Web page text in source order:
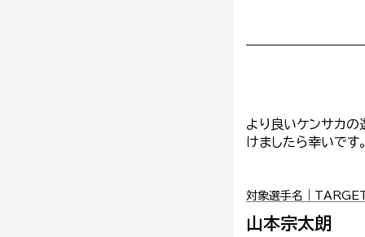
より良いケンサカ
けましたら幸いです。
対象選手名｜
山本宗太朗